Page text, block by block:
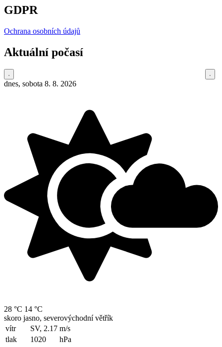
GDPR
Ochrana osobních údajů
Aktuální počasí
dnes, sobota 8. 8. 2026
28 °C 14 °C
skoro jasno, severovýchodní větřík
vítr
SV, 2.17 m/s
tlak
1020
hPa